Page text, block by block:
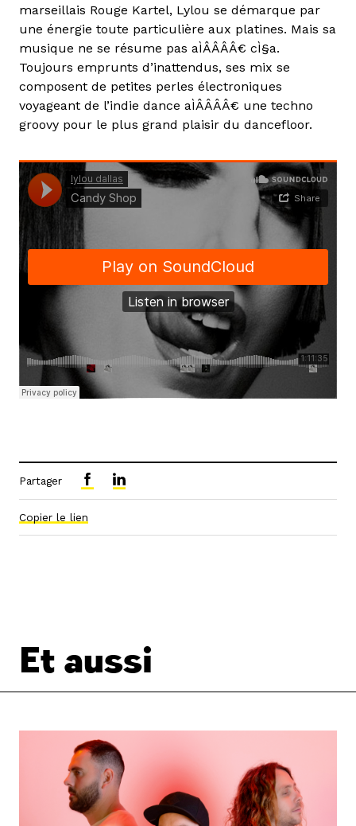
marseillais Rouge Kartel, Lylou se démarque par
une énergie toute particulière aux platines. Mais sa
musique ne se résume pas aÌÂÂÂÂ€ cÌ§a.
Toujours emprunts d’inattendus, ses mix se
composent de petites perles électroniques
voyageant de l’indie dance aÌÂÂÂÂ€ une techno
groovy pour le plus grand plaisir du dancefloor.
Partager
Copier le lien
Et aussi